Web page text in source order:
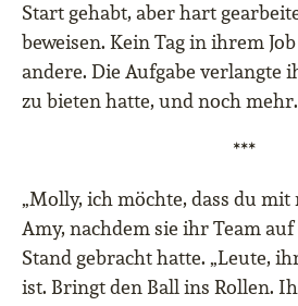
Start gehabt, aber hart
beweisen. Kein Tag in ihrem
andere. Die Aufgabe verlangte
zu bieten hatte, und noch mehr.
***
„Molly, ich möchte, dass du mit
Amy, nachdem sie ihr Team
Stand gebracht hatte. „Leute,
ist. Bringt den Ball ins Rollen.